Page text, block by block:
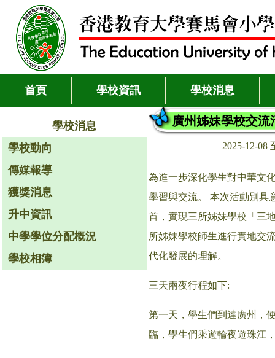
首頁 學校資訊 學校消息
學校消息
學校動向
傳媒報導
獲獎消息
升中資訊
中學學位分配概況
學校相簿
廣州姊妹學校交流
2025-12-08
為進一步深化學生對中華文
學習與交流。 本次活動別
首，實現三所姊妹學校「三
所姊妹學校師生進行實地交
代化發展的理解。
三天兩夜行程如下:
第一天，學生們到達廣州，
臨，學生們乘遊輪夜遊珠江